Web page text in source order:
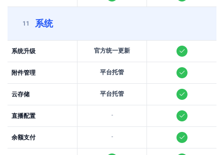
11 系统
系统升级 官方统一更新
附件管理 平台托管
云存储 平台托管
直播配置 -
余额支付 -